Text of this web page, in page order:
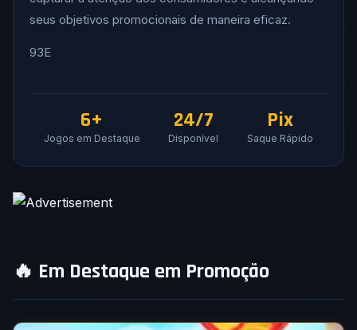
seus objetivos promocionais de maneira eficaz.
93E
6+
Jogos em Destaque
24/7
Disponível
Pix
Saque Rápido
🔥 Em Destaque em Promoção